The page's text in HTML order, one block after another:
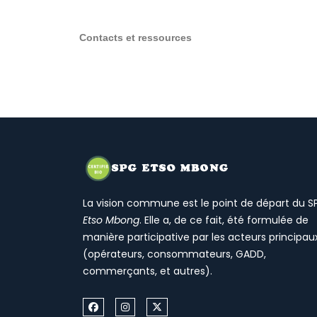
Contacts et ressources
La vision commune est le point de départ du
Etso Mbong. Elle a, de ce fait, été formulée de
manière participative par les acteurs
(opérateurs, consommateurs, GADD,
commerçants, et autres).